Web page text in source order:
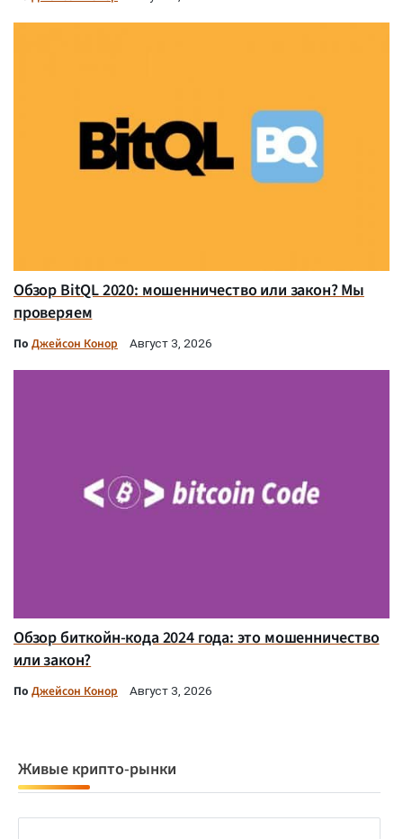
Обзор BitQL 2020: мошенничество или закон? Мы
проверяем
По Джейсон Конор Август 3, 2026
Обзор биткойн-кода 2024 года: это мошенничество
или закон?
По Джейсон Конор Август 3, 2026
Живые крипто-рынки